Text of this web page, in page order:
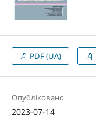
PDF (UA)
Опубліковано
2023-07-14